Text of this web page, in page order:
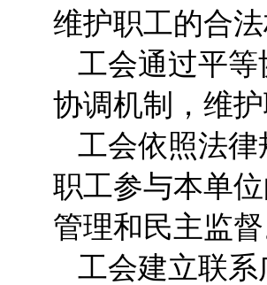
维护职工的合法
工会通过平
协调机制，维
工会依照法
职工参与本单
管理和民主监督
工会建立联